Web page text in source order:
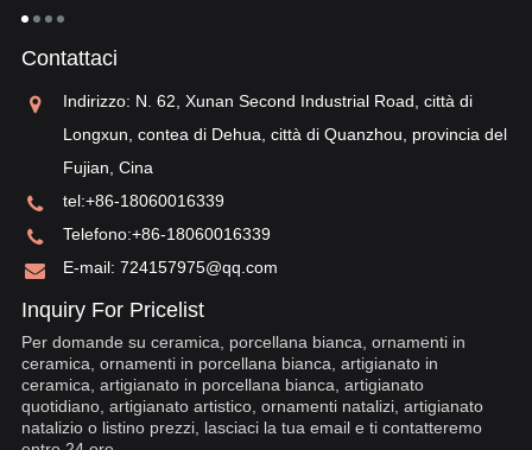
lo sdoganamento...
Contattaci
Indirizzo: N. 62, Xunan Second Industrial Road, città di
Longxun, contea di Dehua, città di Quanzhou, provincia del
Fujian, Cina
tel:+86-18060016339
Telefono:+86-18060016339
E-mail: 724157975@qq.com
Inquiry For Pricelist
Per domande su ceramica, porcellana bianca, ornamenti in
ceramica, ornamenti in porcellana bianca, artigianato in
ceramica, artigianato in porcellana bianca, artigianato
quotidiano, artigianato artistico, ornamenti natalizi, artigianato
natalizio o listino prezzi, lasciaci la tua email e ti contatteremo